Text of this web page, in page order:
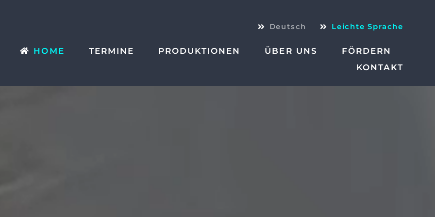
Deutsch Leichte Sprache
HOME TERMINE PRODUKTIONEN ÜBER UNS
FÖRDERN
KONTAKT